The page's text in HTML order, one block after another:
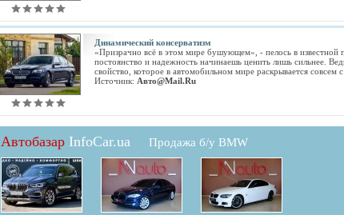
Динамический консерватизм
«Призрачно всё в этом мире бушующем», - пелось в известной
постоянство и надежность начинаешь ценить лишь сильнее.
свойство, которое в автомобильном мире раскрывается совсем
Источник: Авто@Mail.Ru
Автобазар InfoCar.ua Продажа б/у BMW